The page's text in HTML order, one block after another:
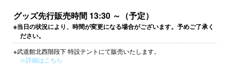
グッズ先行販売時間 13:30 ～（予定）
※当日の状況により、時間が変更になる場合がございます。予めご了承く
ださい。
※武道館北西階段下 特設テントにて販売いたします。
≫詳細はこちら